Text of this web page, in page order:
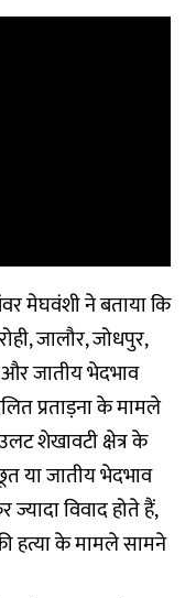
मेघवंशी ने बताया कि
जालौर, जोधपुर,
जातीय भेदभाव
प्रताड़ना के मामले
शेखावटी क्षेत्र के
जातीय भेदभाव
विवाद होते हैं,
हत्या के मामले सामने